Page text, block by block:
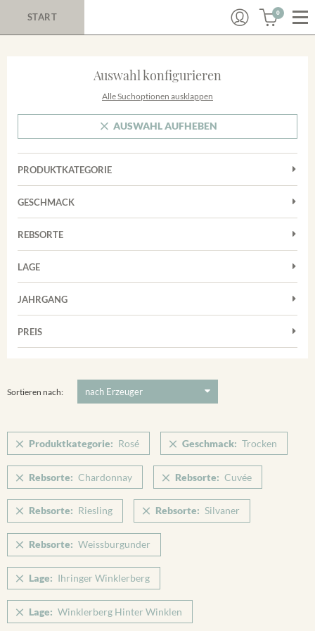
START 0
Auswahl konfigurieren
Alle Suchoptionen ausklappen
AUSWAHL AUFHEBEN
PRODUKTKATEGORIE
Cuvées
Rosé
Weißwein
GESCHMACK
Trocken
REBSORTE
Chardonnay
Grauburgunder
Riesling
Spätburgunder
LAGE
Achkarrer Schlossberg
Vorderer Winklerberg
Winklerberg Hinter Winklen
Winklerberg Winklen
Ihringen
JAHRGANG
PREIS
Sortieren nach:
Produktkategorie: Rosé Geschmack: Trocken
Rebsorte: Chardonnay Rebsorte: Cuvée
Rebsorte: Riesling Rebsorte: Silvaner
Rebsorte: Weissburgunder
Lage: Ihringer Winklerberg
Lage: Winklerberg Hinter Winklen